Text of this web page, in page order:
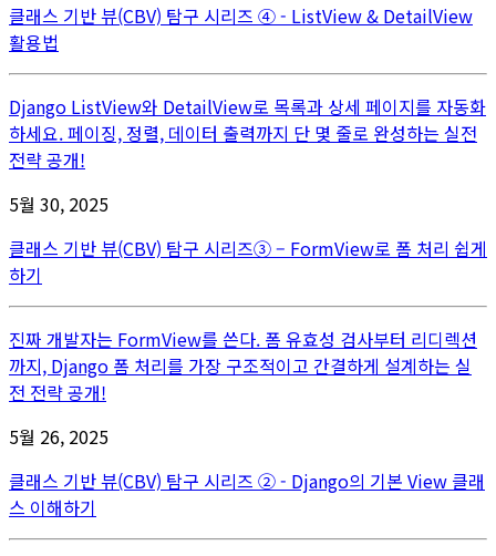
클래스 기반 뷰(CBV) 탐구 시리즈 ④ - ListView & DetailView
활용법
Django ListView와 DetailView로 목록과 상세 페이지를 자동화
하세요. 페이징, 정렬, 데이터 출력까지 단 몇 줄로 완성하는 실전
전략 공개!
5월 30, 2025
클래스 기반 뷰(CBV) 탐구 시리즈③ – FormView로 폼 처리 쉽게
하기
진짜 개발자는 FormView를 쓴다. 폼 유효성 검사부터 리디렉션
까지, Django 폼 처리를 가장 구조적이고 간결하게 설계하는 실
전 전략 공개!
5월 26, 2025
클래스 기반 뷰(CBV) 탐구 시리즈 ② - Django의 기본 View 클래
스 이해하기